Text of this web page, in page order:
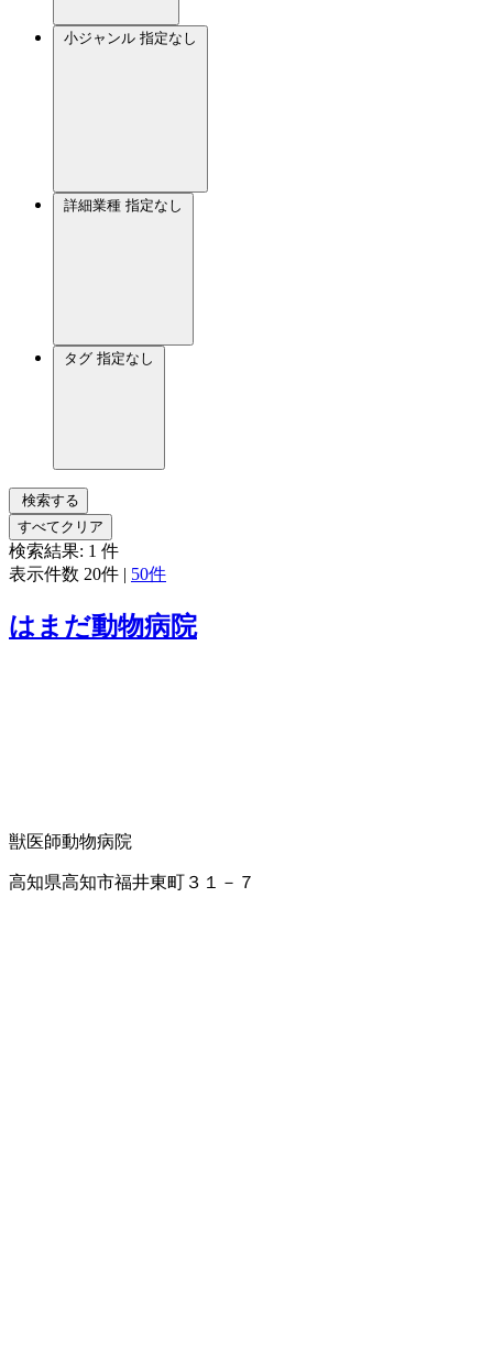
小ジャンル 指定なし
詳細業種 指定なし
タグ 指定なし
検索する
すべてクリア
検索結果: 1 件
表示件数 20件 | 50件
はまだ動物病院
獣医師動物病院
高知県高知市福井東町３１－７